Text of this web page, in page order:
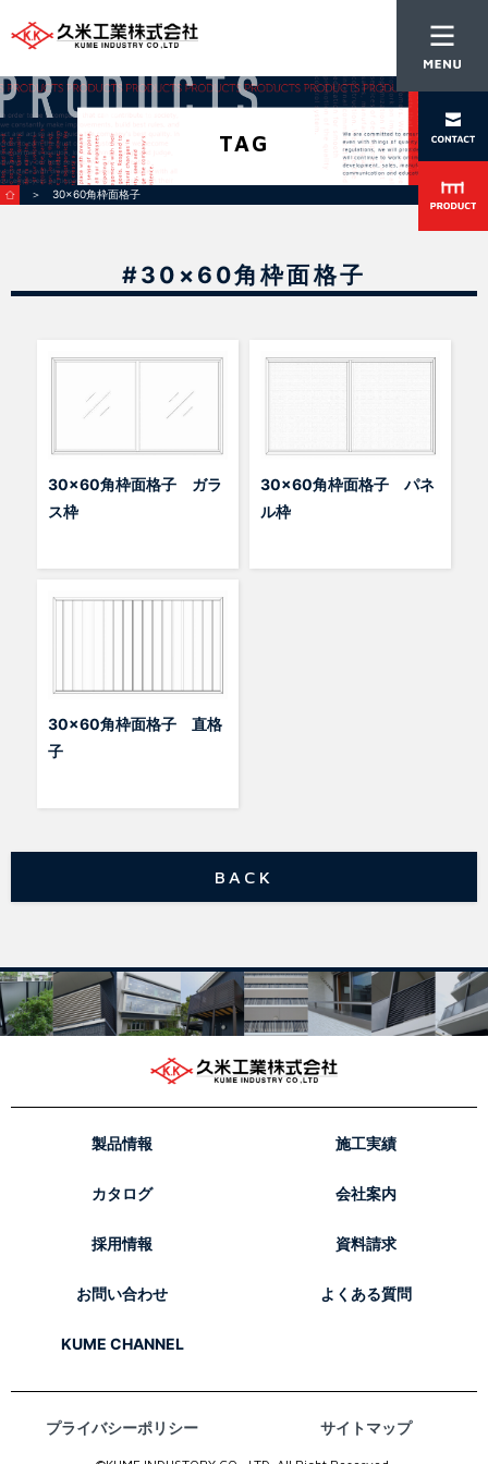
TAG
＞ 30×60角枠面格子
#30×60角枠面格子
30×60角枠面格子 ガラ
ス枠
30×60角枠面格子 パネ
ル枠
30×60角枠面格子 直格
子
BACK
製品情報 施工実績
カタログ 会社案内
採用情報 資料請求
お問い合わせ よくある質問
KUME CHANNEL
プライバシーポリシー サイトマップ